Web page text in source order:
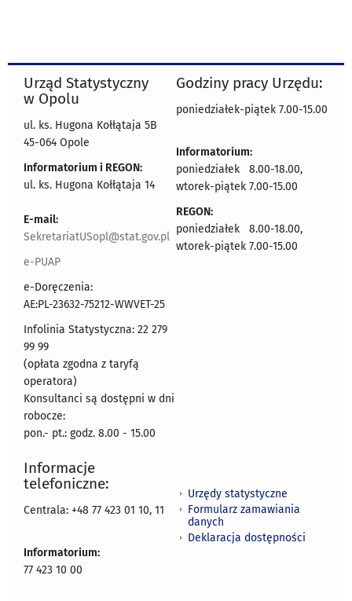
Urząd Statystyczny
w Opolu
ul. ks. Hugona Kołłątaja 5B
45-064 Opole
Informatorium i REGON:
ul. ks. Hugona Kołłątaja 14
E-mail:
SekretariatUSopl@stat.gov.pl
e-PUAP
e-Doręczenia:
AE:PL-23632-75212-WWVET-25
Infolinia Statystyczna: 22 279
99 99
(opłata zgodna z taryfą
operatora)
Konsultanci są dostępni w dni
robocze:
pon.- pt.: godz. 8.00 - 15.00
Godziny pracy Urzędu:
poniedziałek-piątek 7.00-15.00
Informatorium:
poniedziałek 8.00-18.00,
wtorek-piątek 7.00-15.00
REGON:
poniedziałek 8.00-18.00,
wtorek-piątek 7.00-15.00
Informacje
telefoniczne:
Centrala: +48 77 423 01 10, 11
Informatorium:
77 423 10 00
Urzędy statystyczne
Formularz zamawiania
danych
Deklaracja dostępności